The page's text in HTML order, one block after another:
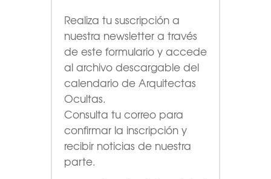
Realiza tu suscripción a
nuestra newsletter a través
de este formulario y accede
al archivo descargable del
calendario de Arquitectas
Ocultas.
Consulta tu correo para
confirmar la inscripción y
recibir noticias de nuestra
parte.